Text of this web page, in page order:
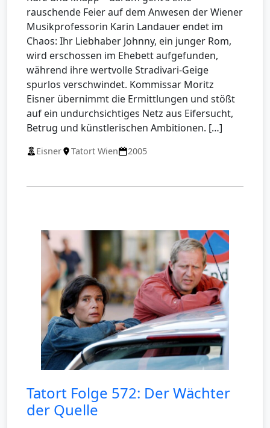
rauschende Feier auf dem Anwesen der Wiener
Musikprofessorin Karin Landauer endet im
Chaos: Ihr Liebhaber Johnny, ein junger Rom,
wird erschossen im Ehebett aufgefunden,
während ihre wertvolle Stradivari-Geige
spurlos verschwindet. Kommissar Moritz
Eisner übernimmt die Ermittlungen und stößt
auf ein undurchsichtiges Netz aus Eifersucht,
Betrug und künstlerischen Ambitionen. […]
Eisner Tatort Wien 2005
Tatort Folge 572: Der Wächter
der Quelle